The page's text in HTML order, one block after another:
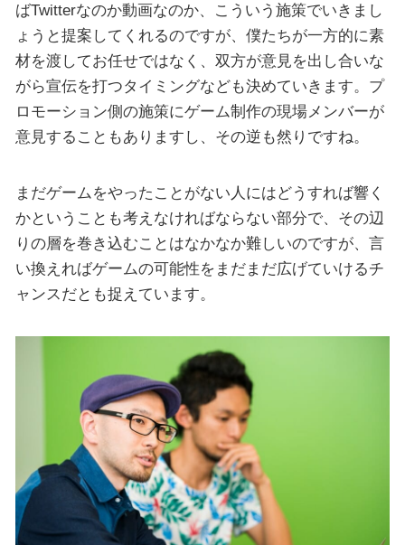
ばTwitterなのか動画なのか、こういう施策でいきまし
ょうと提案してくれるのですが、僕たちが一方的に素
材を渡してお任せではなく、双方が意見を出し合いな
がら宣伝を打つタイミングなども決めていきます。プ
ロモーション側の施策にゲーム制作の現場メンバーが
意見することもありますし、その逆も然りですね。
まだゲームをやったことがない人にはどうすれば響く
かということも考えなければならない部分で、その辺
りの層を巻き込むことはなかなか難しいのですが、言
い換えればゲームの可能性をまだまだ広げていけるチ
ャンスだとも捉えています。